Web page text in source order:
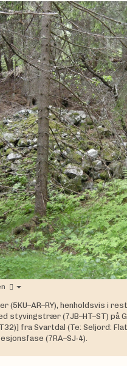
(5KU–AR–RY), henholdsvis i
styvingstrær (7JB–HT–ST) på
fra Svartdal (Te: Seljord:
(7RA–SJ∙4).